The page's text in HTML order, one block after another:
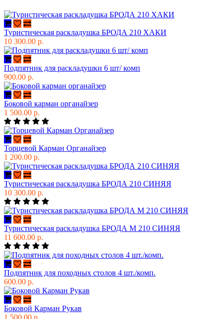
Туристическая раскладушка БРОДА 210 ХАКИ
10 300.00 р.
Подпятник для раскладушки 6 шт/ комп
900.00 р.
Боковой карман органайзер
1 500.00 р.
Торцевой Карман Органайзер
1 200.00 р.
Туристическая раскладушка БРОДА 210 СИНЯЯ
10 300.00 р.
Туристическая раскладушка БРОДА М 210 СИНЯЯ
11 600.00 р.
Подпятник для походных столов 4 шт./комп.
600.00 р.
Боковой Карман Рукав
1 500.00 р.